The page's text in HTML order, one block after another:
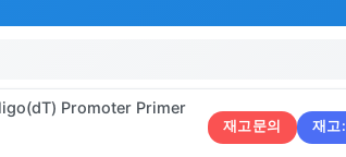
Promoter Primer
재고문의 재고: